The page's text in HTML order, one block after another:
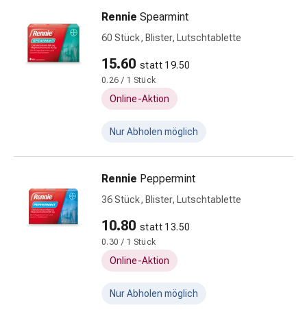
Rezeptpflichtige
Medikamente
Intimbeschwerden
Scheideninfektion
Menstruation
Wechseljahre
Vaginalgesundheit
Mineralstoffe
Vitamine
Kombinationspräparat
Zahn-
Mundgesundheit
Kariesprophylaxe
Mundtrockenheit
Rennie Spearmint
60 Stück, Blister, Lutschtablette
15.60 statt 19.50
0.26 / 1 Stück
Online-Aktion
Nur Abholen möglich
Rennie Peppermint
36 Stück, Blister, Lutschtablette
10.80 statt 13.50
0.30 / 1 Stück
Online-Aktion
Nur Abholen möglich